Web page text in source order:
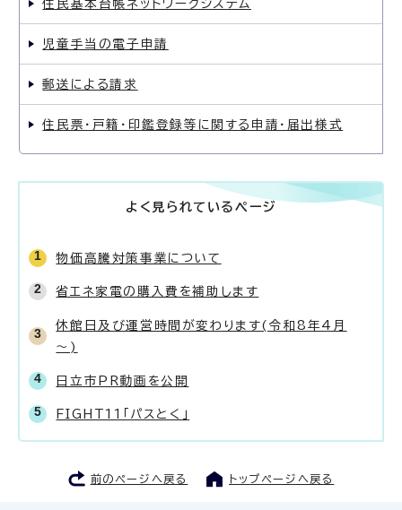
住民基本台帳ネットワークシステム
児童手当の電子申請
郵送による請求
住民票・戸籍・印鑑登録等に関する申請・届出様式
よく見られているページ
物価高騰対策事業について
省エネ家電の購入費を補助します
休館日及び運営時間が変わります(令和8年4月
～)
日立市PR動画を公開
FIGHT11「パスとく」
前のページへ戻る トップページへ戻る